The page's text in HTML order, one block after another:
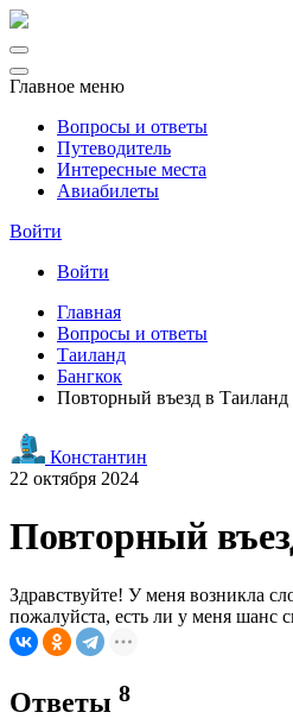
Главное меню
Вопросы и ответы
Путеводитель
Интересные места
Авиабилеты
Войти
Войти
Главная
Вопросы и ответы
Таиланд
Бангкок
Повторный въезд в
Константин
22 октября 2024
Повторный
Здравствуйте! У меня возникла
пожалуйста, есть ли у меня шанс
Ответы 8